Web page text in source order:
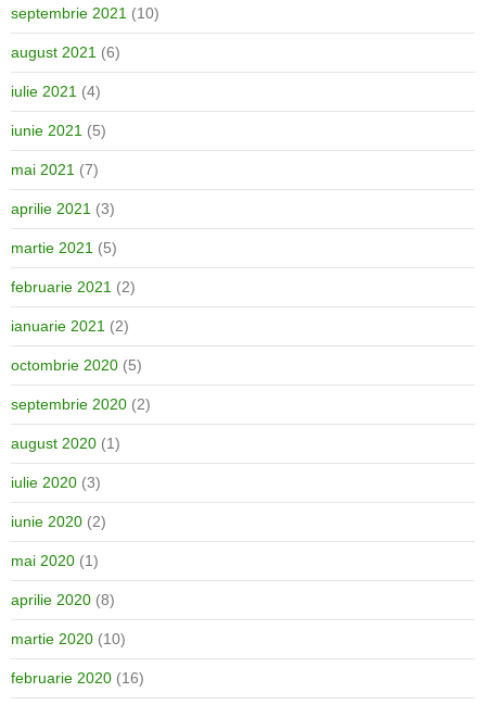
septembrie 2021 (10)
august 2021 (6)
iulie 2021 (4)
iunie 2021 (5)
mai 2021 (7)
aprilie 2021 (3)
martie 2021 (5)
februarie 2021 (2)
ianuarie 2021 (2)
octombrie 2020 (5)
septembrie 2020 (2)
august 2020 (1)
iulie 2020 (3)
iunie 2020 (2)
mai 2020 (1)
aprilie 2020 (8)
martie 2020 (10)
februarie 2020 (16)